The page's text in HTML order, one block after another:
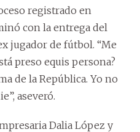
registrado en
con la entrega del
jugador de fútbol. “Me
preso equis persona?
de la República. Yo no
aseveró.
Dalia López y